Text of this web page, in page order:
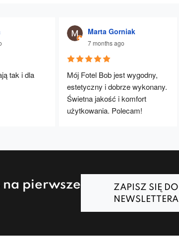
tak i dla
Marta Gorniak
7 months ago
Mój Fotel Bob jest wygodny,
estetyczny i dobrze wykonany.
Świetna jakość i komfort
użytkowania. Polecam!
pierwsze
ZAPISZ SIĘ DO
NEWSLETTERA